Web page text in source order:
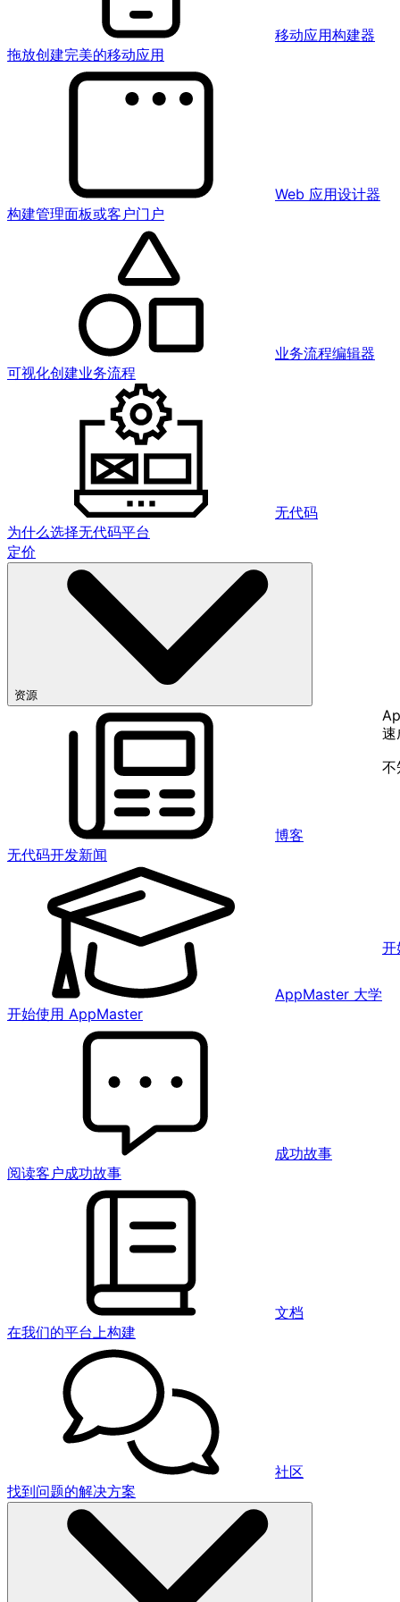
移动应用构建器
拖放创建完美的移动应用
Web 应用设计器
构建管理面板或客户门户
业务流程编辑器
可视化创建业务流程
无代码
为什么选择无代码平台
定价
资源
博客
无代码开发新闻
AppMaster 大学
开始使用 AppMaster
成功故事
阅读客户成功故事
文档
在我们的平台上构建
社区
找到问题的解决方案
速
不
开